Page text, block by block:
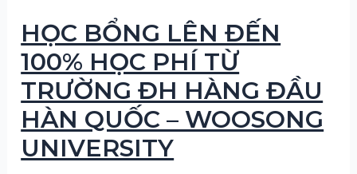
HỌC BỔNG LÊN ĐẾN
100% HỌC PHÍ TỪ
TRƯỜNG ĐH HÀNG ĐẦU
HÀN QUỐC – WOOSONG
UNIVERSITY